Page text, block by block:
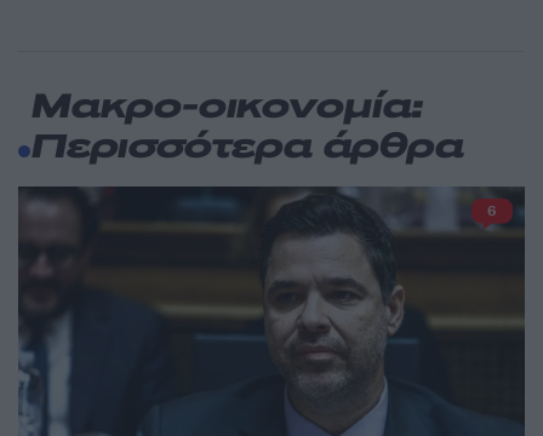
Μακρο-οικονομία:
Περισσότερα άρθρα
6